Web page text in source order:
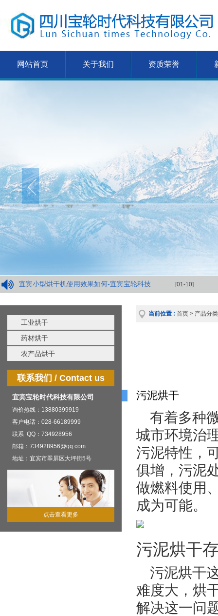
网站首页 关于我们 资质荣誉
宜宾小型烘干机使用效果如何-宜宾宝轮科技 [01-10]
工业烘干
药材烘干
农产品烘干
联系我们 / Contact us
宜宾宝轮时代科技有限公司
询价热线：13880399919
客户电话：028-66189999
联系 QQ：734928956
邮箱：734928956@qq.com
地址：宜宾市翠屏区大坪街5号
点击查看更多
当前位置 : 首页 > 产品分类
污泥烘干
有着多种
城市环境治
污泥特性，
俱增，污泥
做燃料使用
成为可能。
污泥烘干
污泥烘干
难度大，烘
解决这一问